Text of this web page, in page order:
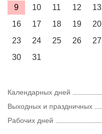
9
10 11 12 13
16
17 18 19 20
23
24 25 26 27
30
31
Календарных дней
Выходных и праздничных
Рабочих дней